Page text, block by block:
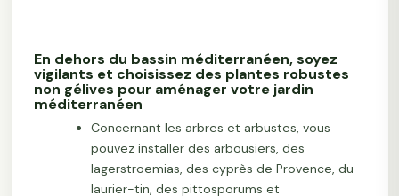
En dehors du bassin méditerranéen, soyez
vigilants et choisissez des plantes robustes
non gélives pour aménager votre jardin
méditerranéen
Concernant les arbres et arbustes, vous
pouvez installer des arbousiers, des
lagerstroemias, des cyprès de Provence, du
laurier-tin, des pittosporums et